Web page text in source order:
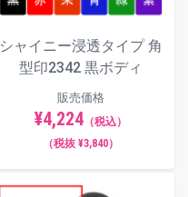
シャイニー浸透タイプ 角
型印2342 黒ボディ
販売価格
¥4,224（税込）
（税抜 ¥3,840）